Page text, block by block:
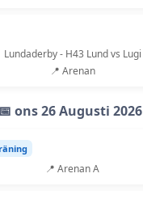
Lundaderby - H43 Lund vs Lugi
📍 Arenan
📅 ons 26 Augusti 2026
📍 Arenan A